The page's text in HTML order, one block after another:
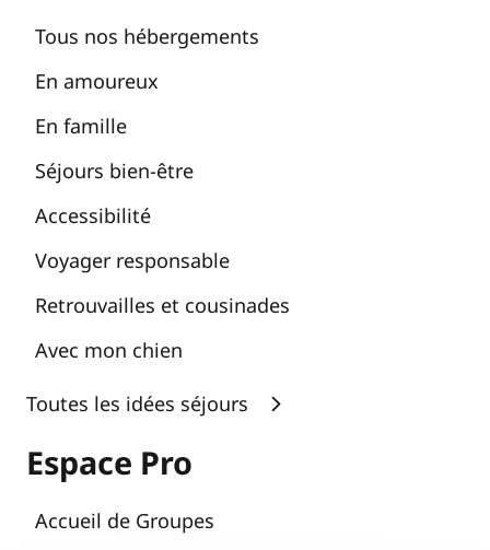
Tous nos hébergements
En amoureux
En famille
Séjours bien-être
Accessibilité
Voyager responsable
Retrouvailles et cousinades
Avec mon chien
Toutes les idées séjours
Espace Pro
Accueil de Groupes